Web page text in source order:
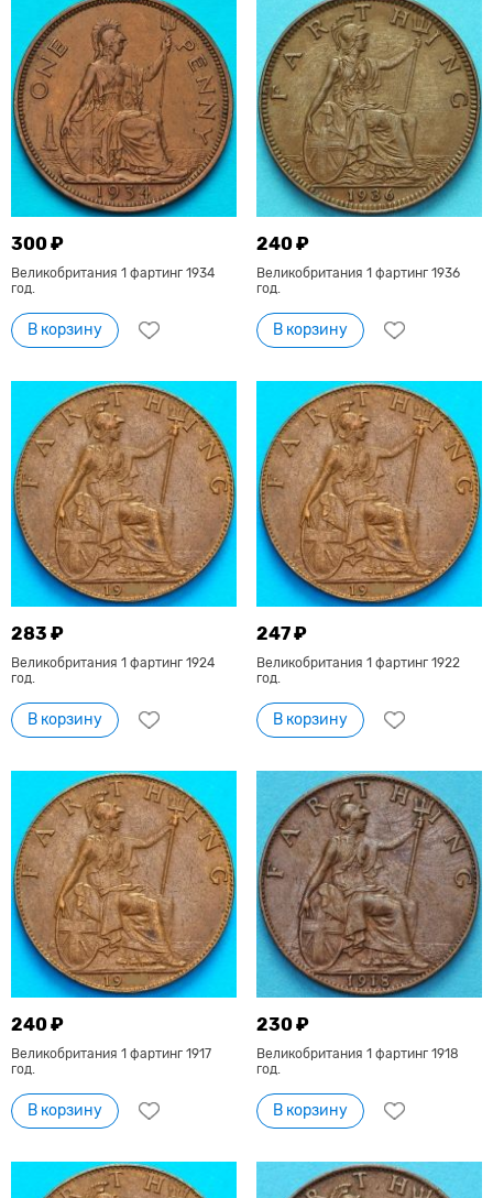
300 ₽
Великобритания 1 фартинг 1934
год.
В корзину
240 ₽
Великобритания 1 фартинг 1936
год.
В корзину
283 ₽
Великобритания 1 фартинг 1924
год.
В корзину
247 ₽
Великобритания 1 фартинг 1922
год.
В корзину
240 ₽
Великобритания 1 фартинг 1917
год.
В корзину
230 ₽
Великобритания 1 фартинг 1918
год.
В корзину